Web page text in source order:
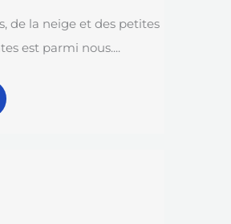
de la neige et des petites
est parmi nous....